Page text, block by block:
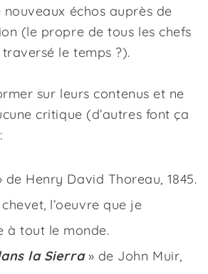
échos auprès de
(le propre de tous les chefs
le temps ?).
sur leurs contenus et ne
critique (d’autres font ça
de Henry David Thoreau, 1845.
l’oeuvre que je
à tout le monde.
la Sierra» de John Muir,